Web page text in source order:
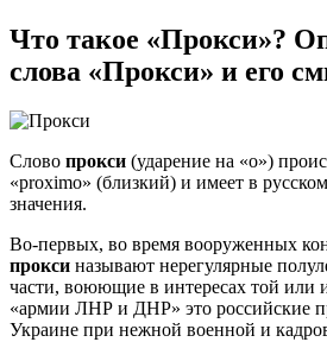
Что такое «Прокси»?
слова «Прокси» и его
Слово прокси (ударение на «о»)
«proximo» (близкий) и имеет в
значения.
Во-первых, во время вооруженных
прокси называют нерегулярные
части, воюющие в интересах той или
«армии ЛНР и ДНР» это российские
Украине при нежной военной и